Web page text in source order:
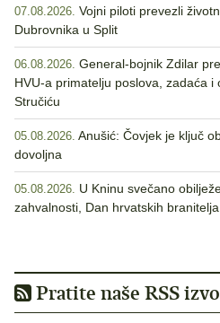
07.08.2026. Vojni piloti prevezli
Dubrovnika u Split
06.08.2026. General-bojnik Zdilar
HVU-a primatelju poslova, zadaća i
Stručiću
05.08.2026. Anušić: Čovjek je ključ
dovoljna
05.08.2026. U Kninu svečano
zahvalnosti, Dan hrvatskih
Pratite naše RSS